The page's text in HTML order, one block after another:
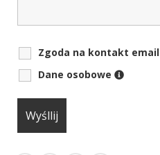
Zgoda na kontakt email
Dane osobowe